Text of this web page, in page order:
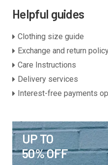
Helpful guides
Clothing size guide
Exchange and return
Care Instructions
Delivery services
Interest-free payments
UP TO
50% OFF